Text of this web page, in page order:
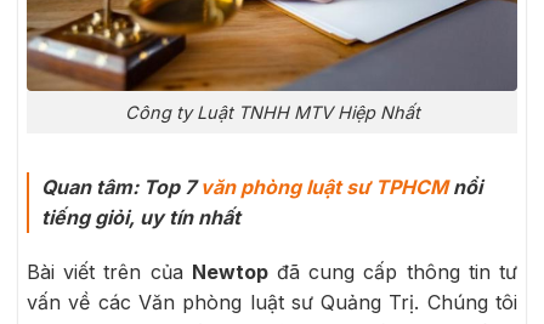
Công ty Luật TNHH MTV Hiệp Nhất
Quan tâm: Top 7văn phòng luật sư TPHCMnổi
tiếng giỏi, uy tín nhất
Bài viết trên của Newtopđã cung cấp thông tin tư
vấn về các Văn phòng luật sư Quảng Trị. Chúng tôi